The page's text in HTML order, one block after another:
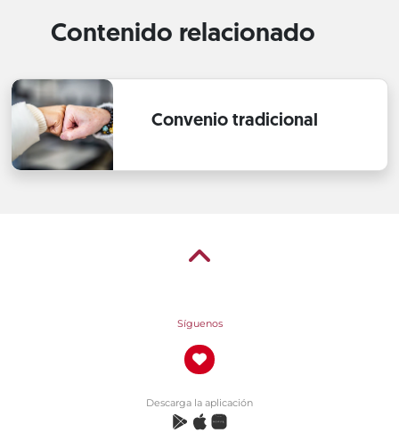
Contenido relacionado
Convenio tradicional
Síguenos
Descarga la aplicación